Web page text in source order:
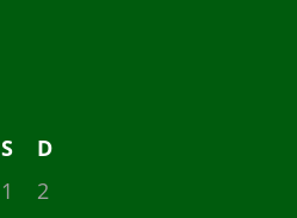
S
D
1
2